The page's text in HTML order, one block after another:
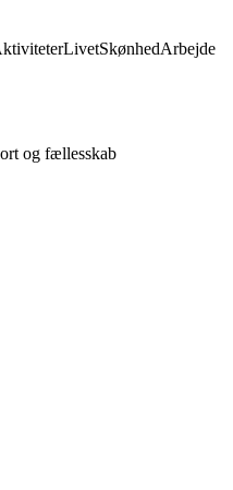
LivetSkønhedArbejde
og fællesskab